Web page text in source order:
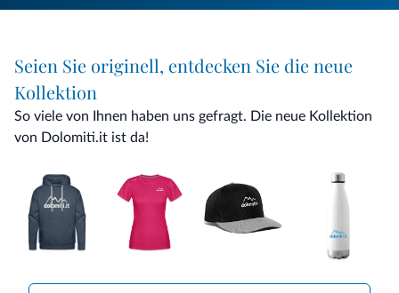
Seien Sie originell, entdecken Sie die neue
Kollektion
So viele von Ihnen haben uns gefragt. Die neue Kollektion
von Dolomiti.it ist da!